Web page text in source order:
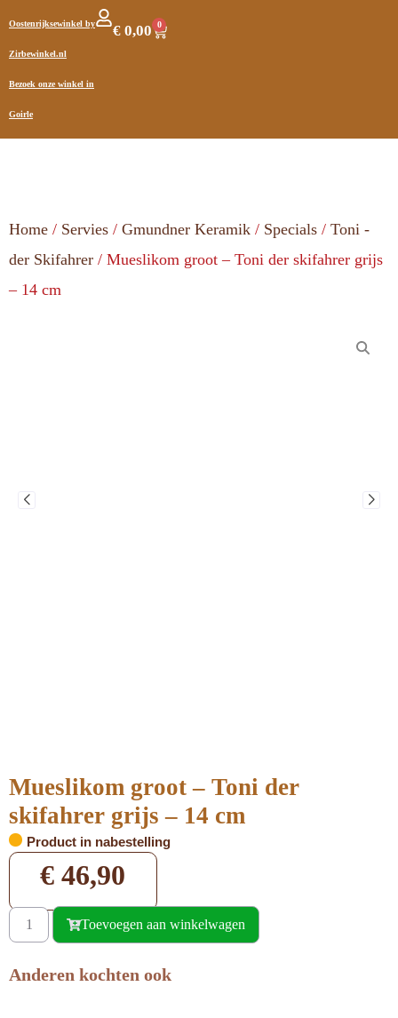
Oostenrijksewinkel by
Zirbewinkel.nl
Bezoek onze winkel in
Goirle
€ 0,00 0
Home / Servies / Gmundner Keramik / Specials / Toni -
der Skifahrer / Mueslikom groot – Toni der skifahrer grijs
– 14 cm
Mueslikom groot – Toni der
skifahrer grijs – 14 cm
Product in nabestelling
€ 46,90
Toevoegen aan winkelwagen
Anderen kochten ook